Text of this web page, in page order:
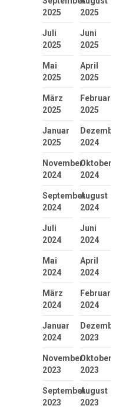
2025
2025
Juli
2025
Juni
2025
Mai
2025
April
2025
März
2025
Februar
2025
Januar
2025
2024
November
2024
Oktober
2024
September
2024
August
2024
Juli
2024
Juni
2024
Mai
2024
April
2024
März
2024
Februar
2024
Januar
2024
2023
November
2023
Oktober
2023
September
2023
August
2023